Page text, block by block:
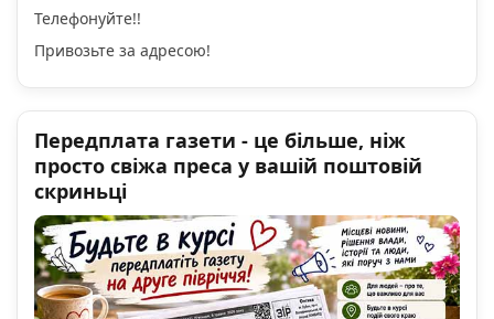
Телефонуйте!!
Привозьте за адресою!
Передплата газети - це більше, ніж
просто свіжа преса у вашій поштовій
скриньці